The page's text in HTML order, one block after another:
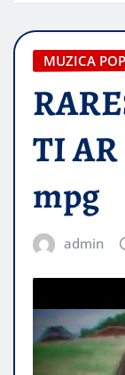
MUZICA
TI
mpg
admin